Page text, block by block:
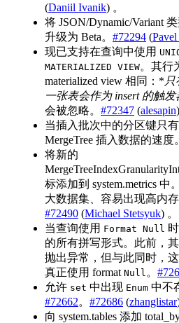
(Daniil Ivanik) 。
将 JSON/Dynamic/Variant
升级为 Beta。 #72294 (
现已支持在查询中使用
MATERIALIZED VIEW。其行
materialized view 相同：*
一张表会作为 insert 的触发
会被忽略。 #72347 (alesapin
当插入批次中的分区键只
MergeTree 插入数据的速度。
将新的
标添加到 system.metrics
大数据集、容易出现高内
#72490 (Miсhael Stetsyuk) 。
当查询使用 Format Null
的所有拼写形式。此前，
抛出异常，但与此同时，
真正使用 format Null 。
允许 set 中出现 Enum 中不
#72662。 #72686 (zhanglistar
向 system.tables 添加